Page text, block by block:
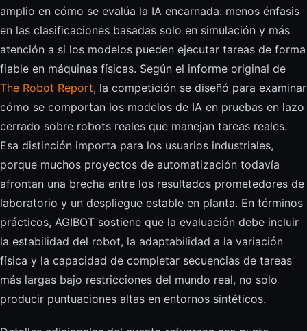
amplio en cómo se evalúa la IA encarnada: menos énfasis
en las clasificaciones basadas solo en simulación y más
atención a si los modelos pueden ejecutar tareas de forma
fiable en máquinas físicas. Según el informe original de
The Robot Report, la competición se diseñó para examinar
cómo se comportan los modelos de IA en pruebas en lazo
cerrado sobre robots reales que manejan tareas reales.
Esa distinción importa para los usuarios industriales,
porque muchos proyectos de automatización todavía
afrontan una brecha entre los resultados prometedores de
laboratorio y un despliegue estable en planta. En términos
prácticos, AGIBOT sostiene que la evaluación debe incluir
la estabilidad del robot, la adaptabilidad a la variación
física y la capacidad de completar secuencias de tareas
más largas bajo restricciones del mundo real, no solo
producir puntuaciones altas en entornos sintéticos.